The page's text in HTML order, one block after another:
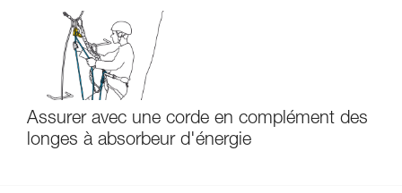
Assurer avec une corde en complément des
longes à absorbeur d'énergie